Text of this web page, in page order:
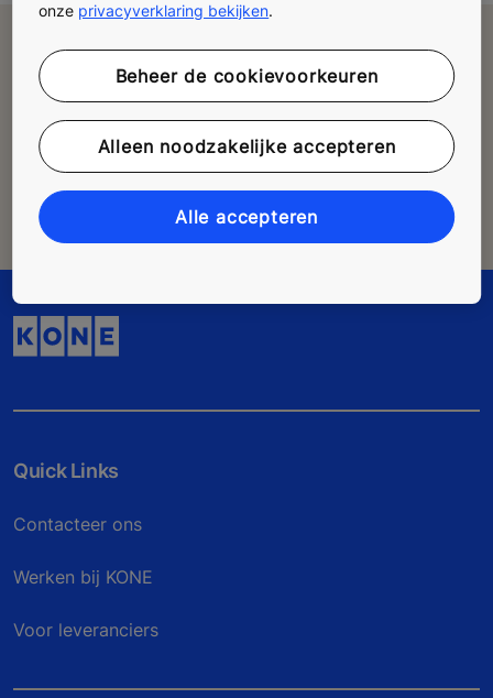
Alle vragen raadplegen
Terug naar de FAQ
Contact opnemen met een expert
Naar het contactformulier
Quick Links
Contacteer ons
Werken bij KONE
Voor leveranciers
onze privacyverklaring bekijken.
Beheer de cookievoorkeuren
Alleen noodzakelijke accepteren
Alle accepteren